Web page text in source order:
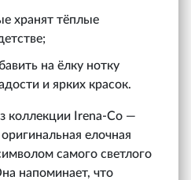
хранят тёплые
на ёлку нотку
и ярких красок.
коллекции Irena-Co —
елочная
самого светлого
напоминает, что